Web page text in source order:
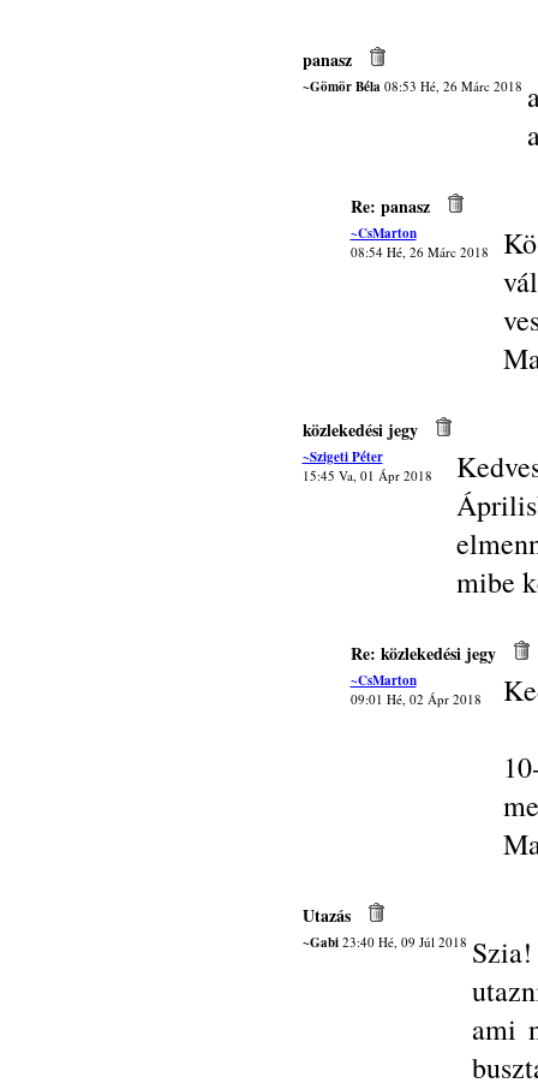
panasz
~Gömör Béla08:53 Hé, 26 Márc 2018
Re: panasz
~CsMarton
08:54 Hé, 26 Márc 2018
közlekedési jegy
~Szigeti Péter
15:45 Va, 01 Ápr 2018
mibe
Re: közlekedési jegy
~CsMarton
09:01 Hé, 02 Ápr 2018
Utazás
~Gabi23:40 Hé, 09 Júl 2018
ami